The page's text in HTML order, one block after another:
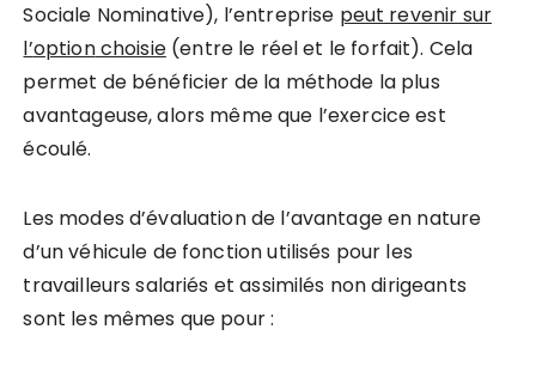
Sociale Nominative), l’entreprise peut revenir sur
l’optionchoisie(entre le réel et le forfait). Cela
permet de bénéficier de la méthode la plus
avantageuse, alors même que l’exercice est
écoulé.
Les modes d’évaluation de l’avantage en nature
d’un véhicule de fonction utilisés pour les
travailleurs salariés et assimilés non dirigeants
sont les mêmes que pour :